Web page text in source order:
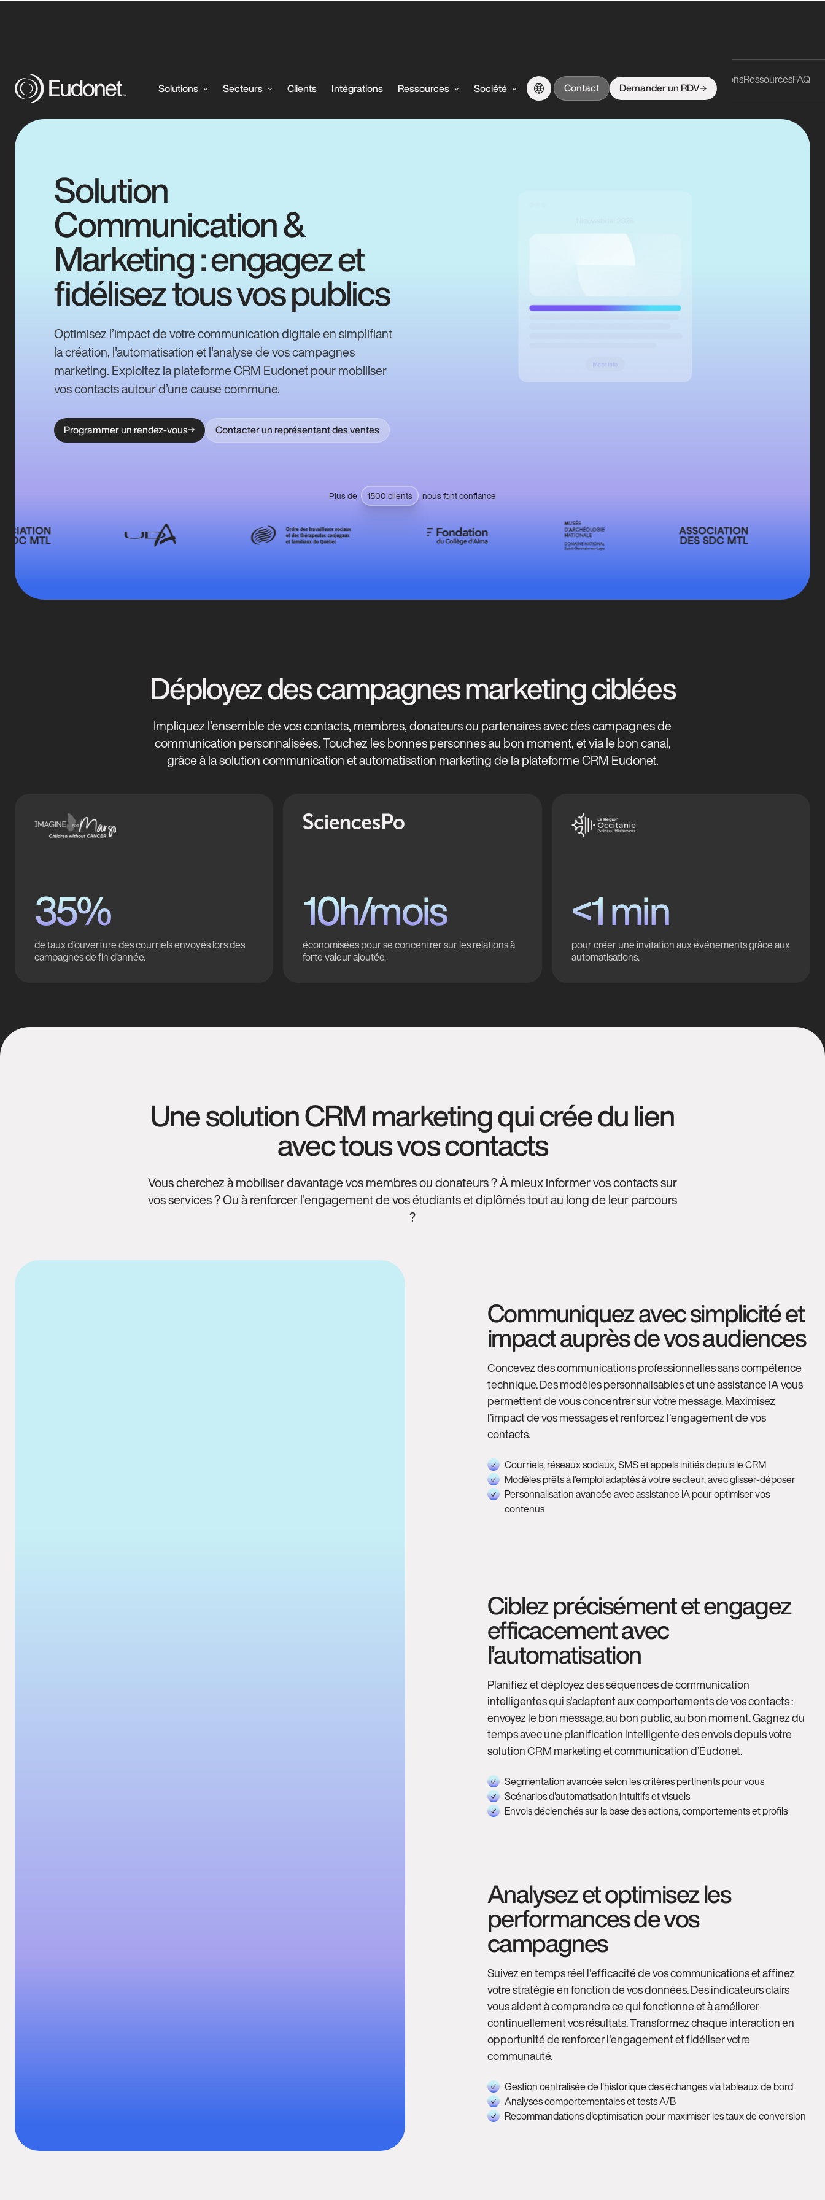
Solutions Secteurs Clients Intégrations Ressources Société Contact Demander un RDV
Communication & Marketing BénéficesFonctionnalitésIntégrationsRessourcesFAQ
Solution
Communication &
Marketing : engagez et
fidélisez tous vos publics
Optimisez l’impact de votre communication digitale en simplifiant
la création, l'automatisation et l'analyse de vos campagnes
marketing. Exploitez la plateforme CRM Eudonet pour mobiliser
vos contacts autour d’une cause commune.
Programmer un rendez-vous Contacter un représentant des ventes
Plus de 1500 clients nous font confiance
Déployez des campagnes marketing ciblées
Impliquez l’ensemble de vos contacts, membres, donateurs ou partenaires avec des campagnes de
communication personnalisées. Touchez les bonnes personnes au bon moment, et via le bon canal,
grâce à la solution communication et automatisation marketing de la plateforme CRM Eudonet.
35%
de taux d'ouverture des courriels envoyés lors des
campagnes de fin d’année.
10h/mois
économisées pour se concentrer sur les relations à
forte valeur ajoutée.
<1 min
pour créer une invitation aux événements grâce aux
automatisations.
Une solution CRM marketing qui crée du lien
avec tous vos contacts
Vous cherchez à mobiliser davantage vos membres ou donateurs ? À mieux informer vos contacts sur
vos services ? Ou à renforcer l'engagement de vos étudiants et diplômés tout au long de leur parcours
?
Communiquez avec simplicité et
impact auprès de vos audiences
Concevez des communications professionnelles sans compétence
technique. Des modèles personnalisables et une assistance IA vous
permettent de vous concentrer sur votre message. Maximisez
l’impact de vos messages et renforcez l'engagement de vos
contacts.
Courriels, réseaux sociaux, SMS et appels initiés depuis le CRM
Modèles prêts à l'emploi adaptés à votre secteur, avec glisser-déposer
Personnalisation avancée avec assistance IA pour optimiser vos
contenus
Ciblez précisément et engagez
efficacement avec
l’automatisation
Planifiez et déployez des séquences de communication
intelligentes qui s'adaptent aux comportements de vos contacts :
envoyez le bon message, au bon public, au bon moment. Gagnez du
temps avec une planification intelligente des envois depuis votre
solution CRM marketing et communication d’Eudonet.
Segmentation avancée selon les critères pertinents pour vous
Scénarios d'automatisation intuitifs et visuels
Envois déclenchés sur la base des actions, comportements et profils
Analysez et optimisez les
performances de vos
campagnes
Suivez en temps réel l'efficacité de vos communications et affinez
votre stratégie en fonction de vos données. Des indicateurs clairs
vous aident à comprendre ce qui fonctionne et à améliorer
continuellement vos résultats. Transformez chaque interaction en
opportunité de renforcer l'engagement et fidéliser votre
communauté.
Gestion centralisée de l'historique des échanges via tableaux de bord
Analyses comportementales et tests A/B
Recommandations d'optimisation pour maximiser les taux de conversion